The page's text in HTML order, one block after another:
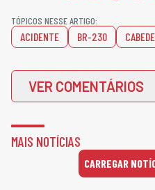
TÓPICOS NESSE ARTIGO:
ACIDENTE BR-230
VER COMENTÁRIOS
MAIS NOTÍCIAS
CARREGAR